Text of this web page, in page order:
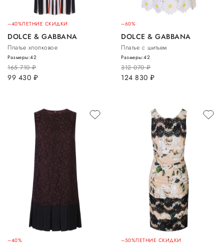
–40%ЛЕТНИЕ СКИДКИ
DOLCE & GABBANA
Платье хлопковое
165 710руб.
99 430 руб.
Размеры:42
–60%
DOLCE & GABBANA
Платье с шитьем
312 070руб.
124 830 руб.
Размеры:42
–40% –50%ЛЕТНИЕ СКИДКИ